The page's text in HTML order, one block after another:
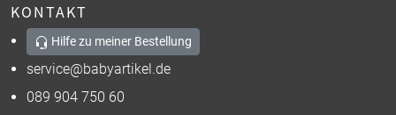
KONTAKT
Hilfe zu meiner Bestellung
service@babyartikel.de
089 904 750 60